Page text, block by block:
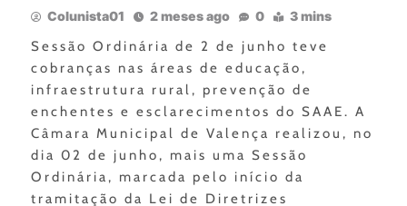
Colunista01 2 meses ago 0 3 mins
Sessão Ordinária de 2 de junho teve
cobranças nas áreas de educação,
infraestrutura rural, prevenção de
enchentes e esclarecimentos do SAAE. A
Câmara Municipal de Valença realizou, no
dia 02 de junho, mais uma Sessão
Ordinária, marcada pelo início da
tramitação da Lei de Diretrizes